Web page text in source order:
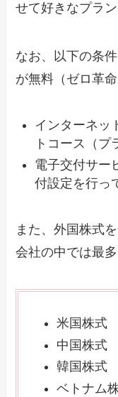
せて好きなプラ
なお、以下の条
が無料（ゼロ革
インターネッ
トコース（プ
電子交付サー
付設定を行っ
また、外国株式
会社の中では最
米国株式
中国株式
韓国株式
ベトナム